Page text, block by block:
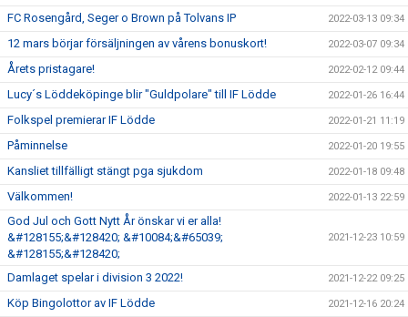
FC Rosengård, Seger o Brown på Tolvans IP 2022-03-13 09:34
12 mars börjar försäljningen av vårens bonuskort! 2022-03-07 09:34
Årets pristagare! 2022-02-12 09:44
Lucy´s Löddeköpinge blir "Guldpolare" till IF Lödde 2022-01-26 16:44
Folkspel premierar IF Lödde 2022-01-21 11:19
Påminnelse 2022-01-20 19:55
Kansliet tillfälligt stängt pga sjukdom 2022-01-18 09:48
Välkommen! 2022-01-13 22:59
God Jul och Gott Nytt År önskar vi er alla!
&#128155;&#128420; &#10084;&#65039;
&#128155;&#128420;
2021-12-23 10:59
Damlaget spelar i division 3 2022! 2021-12-22 09:25
Köp Bingolottor av IF Lödde 2021-12-16 20:24